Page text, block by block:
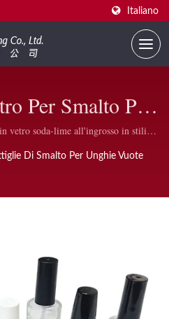
Italiano
Per Smalto Per
Da 3ml A 50ml
E Pennelli
vetro soda-lime all'ingrosso in stili
abbinati, pennelli e rivestimenti
in ordini all'ingrosso o in
Di Smalto Per Unghie Vuote